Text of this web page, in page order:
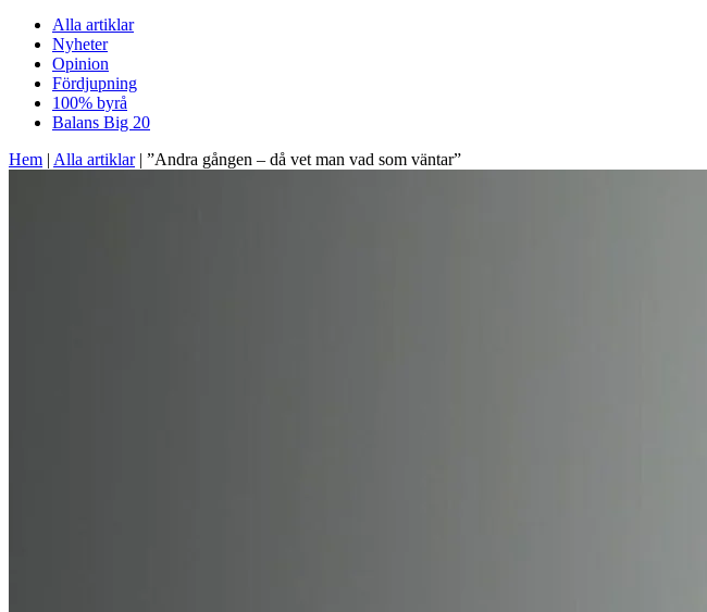
Alla artiklar
Nyheter
Opinion
Fördjupning
100% byrå
Balans Big 20
Hem | Alla artiklar| ”Andra gången – då vet man vad som väntar”